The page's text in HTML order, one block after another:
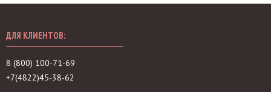
ДЛЯ КЛИЕНТОВ:
8 (800) 100-71-69
+7(4822)45-38-62